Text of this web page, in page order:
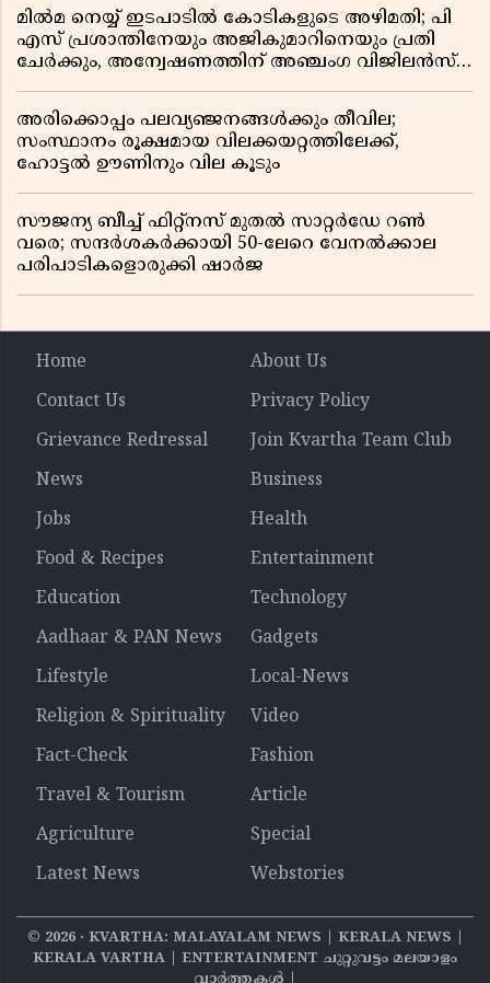
മിൽമ നെയ്യ് ഇടപാടിൽ കോടികളുടെ അഴിമതി; പി
എസ് പ്രശാന്തിനേയും അജികുമാറിനെയും പ്രതി
ചേർക്കും, അന്വേഷണത്തിന് അഞ്ചംഗ വിജിലൻസ്
അരിക്കൊപ്പം പലവ്യഞ്ജനങ്ങൾക്കും തീവില;
സംസ്ഥാനം രൂക്ഷമായ വിലക്കയറ്റത്തിലേക്ക്,
ഹോട്ടൽ ഊണിനും വില കൂടും
സൗജന്യ ബീച്ച് ഫിറ്റ്നസ് മുതൽ സാറ്റർഡേ റൺ
വരെ; സന്ദർശകർക്കായി 50-ലേറെ വേനൽക്കാല
പരിപാടികളൊരുക്കി ഷാർജ
Home
About Us
Contact Us
Privacy Policy
Grievance Redressal
Join Kvartha Team Club
News
Business
Jobs
Health
Food & Recipes
Entertainment
Education
Technology
Aadhaar & PAN News
Gadgets
Lifestyle
Local-News
Religion & Spirituality
Video
Fact-Check
Fashion
Travel & Tourism
Article
Agriculture
Special
Latest News
Webstories
© 2026‧ KVARTHA: MALAYALAM NEWS | KERALA NEWS |
KERALA VARTHA | ENTERTAINMENT ചുറ്റുവട്ടം മലയാളം